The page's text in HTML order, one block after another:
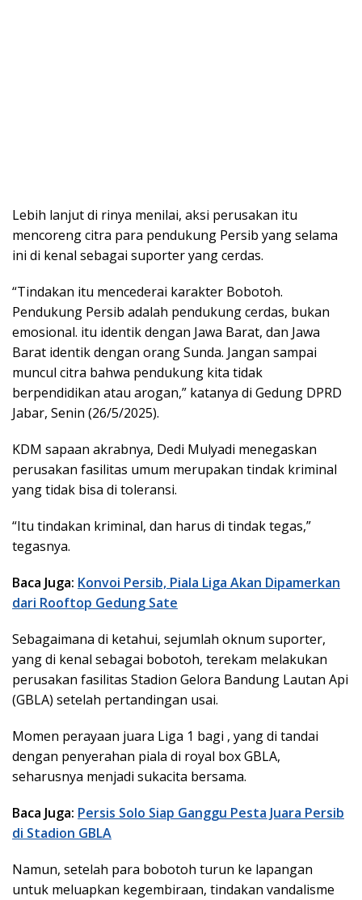
Lebih lanjut di rinya menilai, aksi perusakan itu
mencoreng citra para pendukung Persib yang selama
ini di kenal sebagai suporter yang cerdas.
“Tindakan itu mencederai karakter Bobotoh.
Pendukung Persib adalah pendukung cerdas, bukan
emosional. itu identik dengan Jawa Barat, dan Jawa
Barat identik dengan orang Sunda. Jangan sampai
muncul citra bahwa pendukung kita tidak
berpendidikan atau arogan,” katanya di Gedung DPRD
Jabar, Senin (26/5/2025).
KDM sapaan akrabnya, Dedi Mulyadi menegaskan
perusakan fasilitas umum merupakan tindak kriminal
yang tidak bisa di toleransi.
“Itu tindakan kriminal, dan harus di tindak tegas,”
tegasnya.
Baca Juga: Konvoi Persib, Piala Liga Akan Dipamerkan
dari Rooftop Gedung Sate
Sebagaimana di ketahui, sejumlah oknum suporter,
yang di kenal sebagai bobotoh, terekam melakukan
perusakan fasilitas Stadion Gelora Bandung Lautan Api
(GBLA) setelah pertandingan usai.
Momen perayaan juara Liga 1 bagi , yang di tandai
dengan penyerahan piala di royal box GBLA,
seharusnya menjadi sukacita bersama.
Baca Juga: Persis Solo Siap Ganggu Pesta Juara Persib
di Stadion GBLA
Namun, setelah para bobotoh turun ke lapangan
untuk meluapkan kegembiraan, tindakan vandalisme